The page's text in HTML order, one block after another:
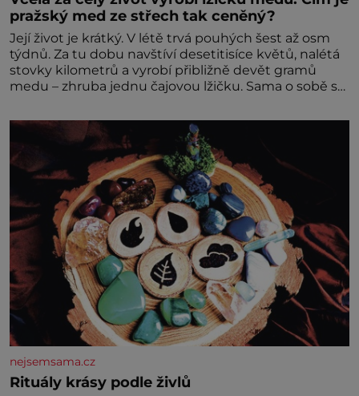
pražský med ze střech tak ceněný?
Její život je krátký. V létě trvá pouhých šest až osm
týdnů. Za tu dobu navštíví desetitisíce květů, nalétá
stovky kilometrů a vyrobí přibližně devět gramů
medu – zhruba jednu čajovou lžičku. Sama o sobě se
dalšími desítkami tisíc příslušnic svého včelstva,
vznikne jeden z nejdokonalejších organismů
nejsemsama.cz
Rituály krásy podle živlů